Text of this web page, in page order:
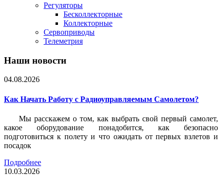
Регуляторы
Бесколлекторные
Коллекторные
Сервоприводы
Телеметрия
Наши новости
04.08.2026
Как Начать Работу с Радиоуправляемым Самолетом?
Мы расскажем о том, как выбрать свой первый самолет,
какое оборудование понадобится, как безопасно
подготовиться к полету и что ожидать от первых взлетов и
посадок
Подробнее
10.03.2026